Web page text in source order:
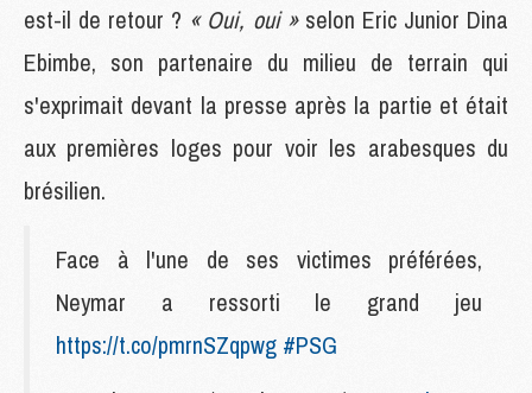
est-il de retour ? « Oui, oui »selon Eric Junior Dina
Ebimbe, son partenaire du milieu de terrain qui
s'exprimait devant la presse après la partie et était
aux premières loges pour voir les arabesques du
brésilien.
Face à l'une de ses victimes préférées,
Neymar a ressorti le grand jeu
https://t.co/pmrnSZqpwg #PSG